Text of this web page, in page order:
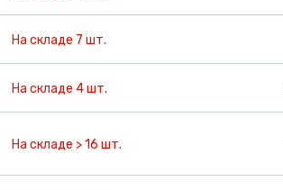
На складе 7 шт.
На складе 4 шт.
На складе > 16 шт.